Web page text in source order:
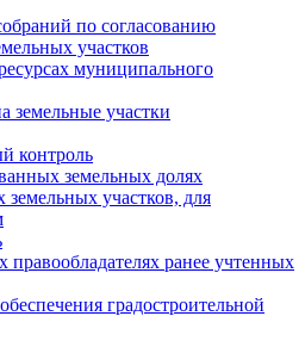
по согласованию
участков
муниципального
земельные участки
контроль
земельных долях
участков, для
ранее учтенных
градостроительной